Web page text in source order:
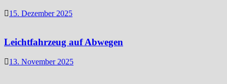
15. Dezember 2025
Leichtfahrzeug auf Abwegen
13. November 2025